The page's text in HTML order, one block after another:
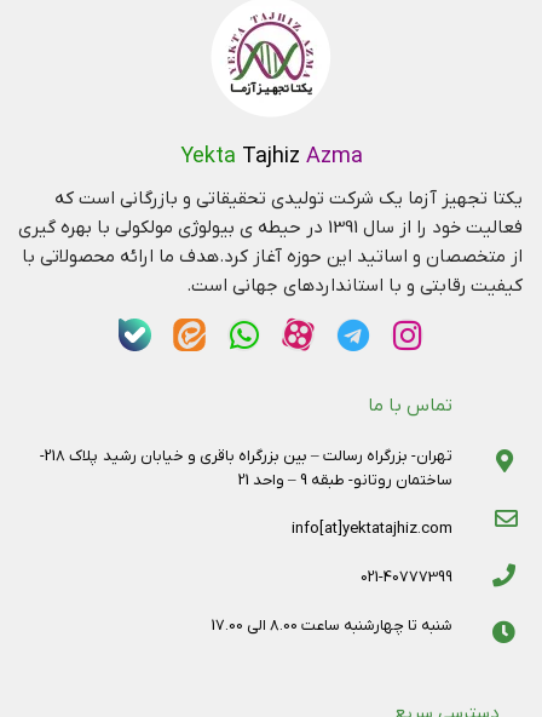
Yekta Tajhiz Azma
یکتا تجهیز آزما یک شرکت تولیدی تحقیقاتی و بازرگانی است که
فعالیت خود را از سال 1391 در حیطه ی بیولوژی مولکولی با بهره گیری
از متخصصان و اساتید این حوزه آغاز کرد.هدف ما ارائه محصولاتی با
کیفیت رقابتی و با استانداردهای جهانی است.
تماس با ما
تهران- بزرگراه رسالت – بین بزرگراه باقری و خیابان رشید پلاک 218-
ساختمان روتانو- طبقه 9 – واحد 21
info[at]yektatajhiz.com
021-40777399
شنبه تا چهارشنبه ساعت 8.00 الی 17.00